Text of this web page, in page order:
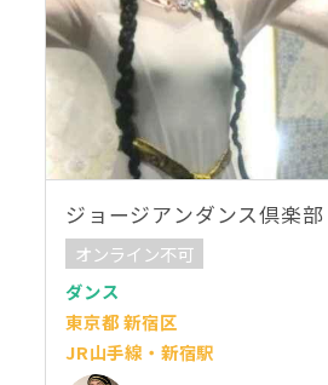
ジョージアンダンス倶楽
オンライン不可
ダンス
東京都 新宿区
JR山手線・新宿駅